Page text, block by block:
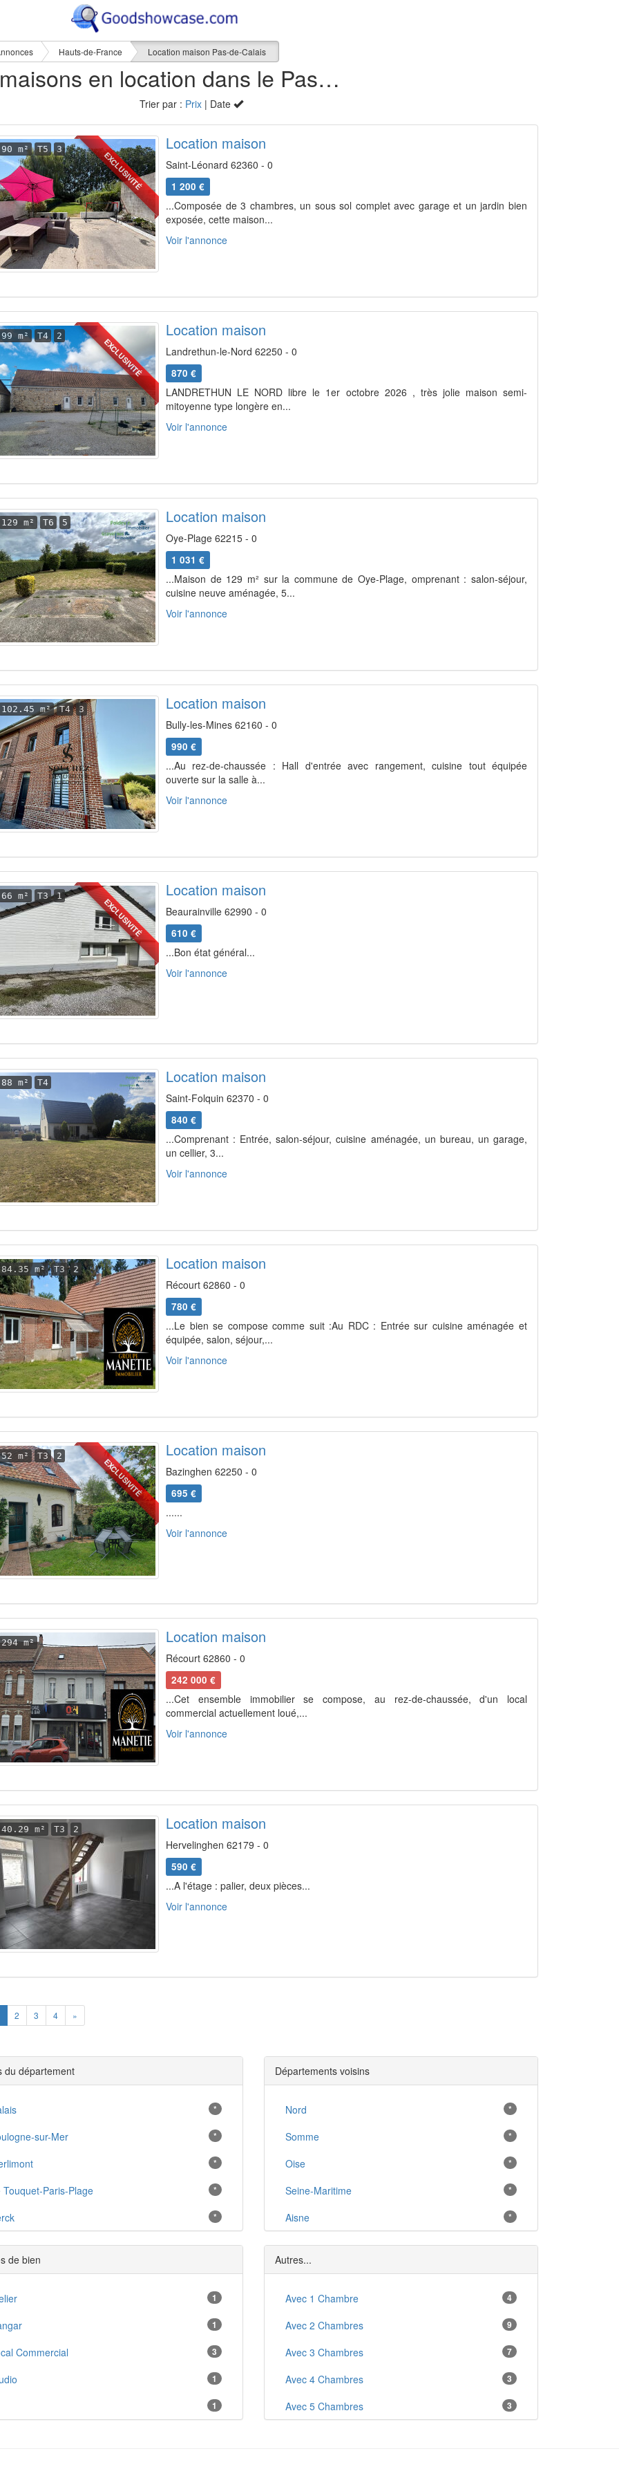
Hauts-de-France Location maison Pas-de-Calais
35 maisons en location dans le Pas-de-Calais (62)
Trier par : Prix| Date
EXCLUSIVITÉ
90 m² T5 3 Location maison
Saint-Léonard 62360 - 0
1 200 €
...Composée de 3 chambres, un sous sol complet avec garage et un jardin bien
exposée, cette maison...
Voir l'annonce
EXCLUSIVITÉ
99 m² T4 2 Location maison
Landrethun-le-Nord 62250 - 0
870 €
LANDRETHUN LE NORD libre le 1er octobre 2026 , très jolie maison semi-
mitoyenne type longère en...
Voir l'annonce
129 m² T6 5 Location maison
Oye-Plage 62215 - 0
1 031 €
...Maison de 129 m² sur la commune de Oye-Plage, omprenant : salon-séjour,
cuisine neuve aménagée, 5...
Voir l'annonce
102.45 m² T4 3 Location maison
Bully-les-Mines 62160 - 0
990 €
...Au rez-de-chaussée : Hall d'entrée avec rangement, cuisine tout équipée
ouverte sur la salle à...
Voir l'annonce
EXCLUSIVITÉ
66 m² T3 1 Location maison
Beaurainville 62990 - 0
610 €
...Bon état général...
Voir l'annonce
88 m² T4 Location maison
Saint-Folquin 62370 - 0
840 €
...Comprenant : Entrée, salon-séjour, cuisine aménagée, un bureau, un garage,
un cellier, 3...
Voir l'annonce
84.35 m² T3 2 Location maison
Récourt 62860 - 0
780 €
...Le bien se compose comme suit :Au RDC : Entrée sur cuisine aménagée et
équipée, salon, séjour,...
Voir l'annonce
EXCLUSIVITÉ
52 m² T3 2 Location maison
Bazinghen 62250 - 0
695 €
......
Voir l'annonce
294 m² Location maison
Récourt 62860 - 0
242 000 €
...Cet ensemble immobilier se compose, au rez-de-chaussée, d'un local
commercial actuellement loué,...
Voir l'annonce
40.29 m² T3 2 Location maison
Hervelinghen 62179 - 0
590 €
...A l'étage : palier, deux pièces...
Voir l'annonce
2 3 4 »
du département
*
sur-Mer *
*
Touquet-Paris-Plage *
*
Omer *
*
*
Beaumont *
*
*
*
Départements voisins
Nord *
Somme *
Oise *
Seine-Maritime *
Aisne *
de bien
1
1
Commercial 3
1
1
Autres...
Avec 1 Chambre 4
Avec 2 Chambres 9
Avec 3 Chambres 7
Avec 4 Chambres 3
Avec 5 Chambres 3